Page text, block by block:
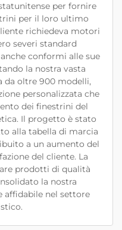
per fornire
per il loro ultimo
richiedeva motori
severi standard
conformi alle sue
la nostra vasta
da oltre 900 modelli,
personalizzata che
dei finestrini del
Il progetto è stato
alla tabella di marcia
a un aumento del
del cliente. La
prodotti di qualità
la nostra
affidabile nel settore